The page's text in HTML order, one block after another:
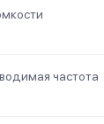
частота